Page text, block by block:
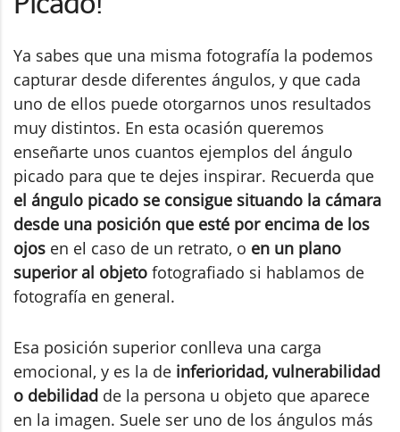
Ya sabes que una misma fotografía la podemos
capturar desde diferentes ángulos, y que cada
uno de ellos puede otorgarnos unos resultados
muy distintos. En esta ocasión queremos
enseñarte unos cuantos ejemplos del ángulo
picado para que te dejes inspirar. Recuerda que
el ángulo picado se consigue situando la cámara
desde una posición que esté por encima de los
ojos en el caso de un retrato, o en un plano
superior al objeto fotografiado si hablamos de
fotografía en general.
Esa posición superior conlleva una carga
emocional, y es la de inferioridad, vulnerabilidad
o debilidad de la persona u objeto que aparece
en la imagen. Suele ser uno de los ángulos más